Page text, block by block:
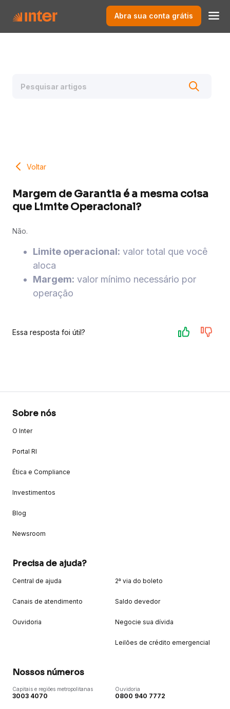
Abra sua conta grátis
Voltar
Margem de Garantia é a mesma coisa
que Limite Operacional?
Não.
Limite operacional: valor total que você
aloca
Margem: valor mínimo necessário por
operação
Essa resposta foi útil?
Sobre nós
O Inter
Portal RI
Ética e Compliance
Investimentos
Blog
Newsroom
Precisa de ajuda?
Central de ajuda
Canais de atendimento
Ouvidoria
2ª via do boleto
Saldo devedor
Negocie sua dívida
Leilões de crédito emergencial
Nossos números
Capitais e regiões metropolitanas
3003 4070
Ouvidoria
0800 940 7772